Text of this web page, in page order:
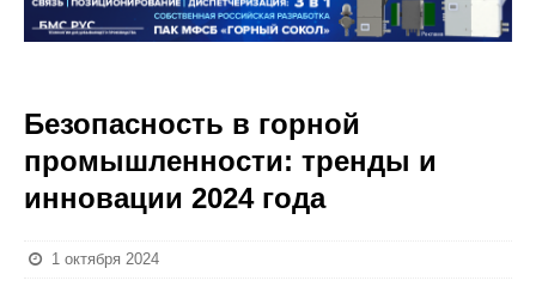
Безопасность в горной
промышленности: тренды и
инновации 2024 года
1 октября 2024